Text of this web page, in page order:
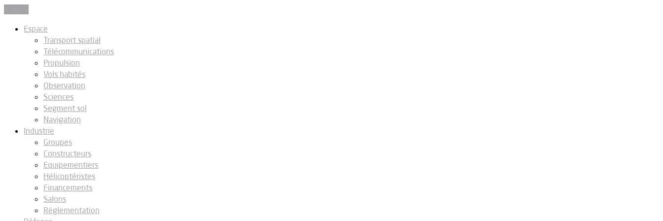
Espace
Transport spatial
Télécommunications
Propulsion
Vols habités
Observation
Sciences
Segment sol
Navigation
Industrie
Groupes
Constructeurs
Equipementiers
Hélicoptéristes
Financements
Salons
Réglementation